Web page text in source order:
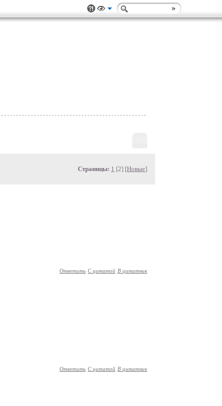
Страницы: 1 [2] [Новые]
Ответить С цитатой В цитатник
Ответить С цитатой В цитатник